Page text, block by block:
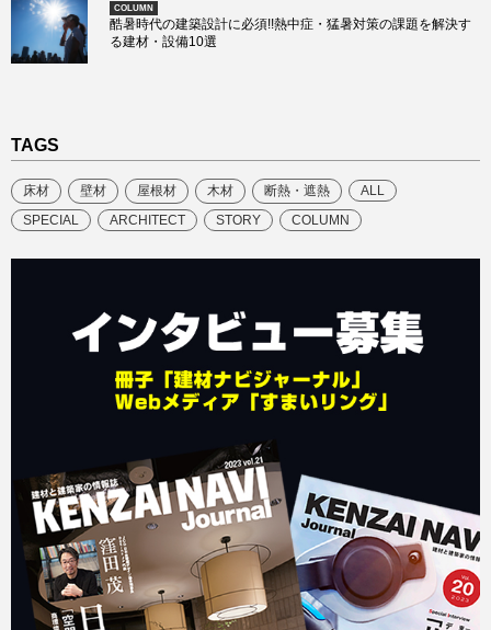
COLUMN
酷暑時代の建築設計に必須!!熱中症・猛暑対策の課題を解決す
る建材・設備10選
TAGS
床材 壁材 屋根材 木材 断熱・遮熱
ALL
SPECIAL
ARCHITECT STORY COLUMN